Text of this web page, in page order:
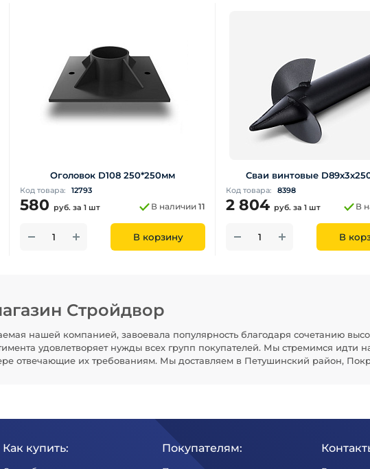
Оголовок D108 250*250мм
Код товара: 12793
580 руб. за 1 шт В наличии 11
В корзину
Сваи винтовые
Код товара: 8398
2 804 руб. за 1 шт В
В
Стройдвор
нашей компанией, завоевала популярность благодаря сочетанию
удовлетворяет нужды всех групп покупателей. Мы стремимся идти
отвечающие их требованиям. Мы доставляем в Петушинский район,
Как купить: Покупателям: